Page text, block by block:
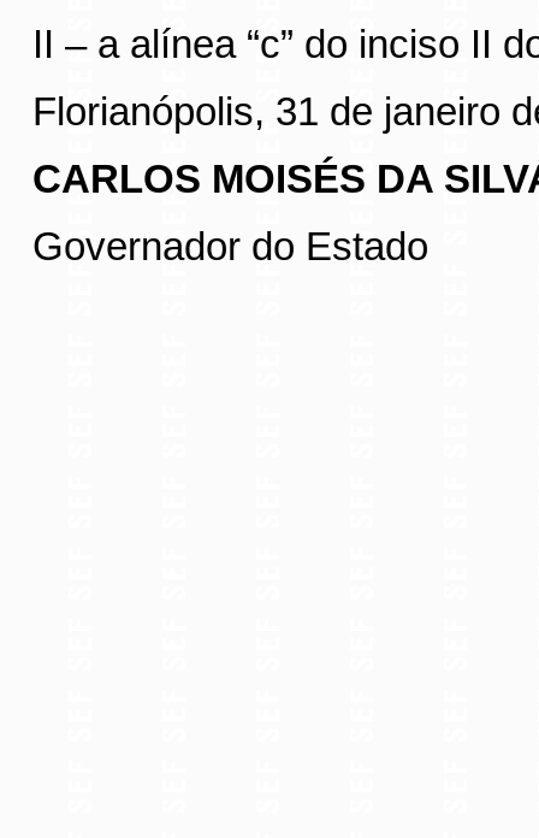
II – a alínea “c” do inciso II
Florianópolis, 31 de janeiro
CARLOS MOISÉS DA
Governador do Estado